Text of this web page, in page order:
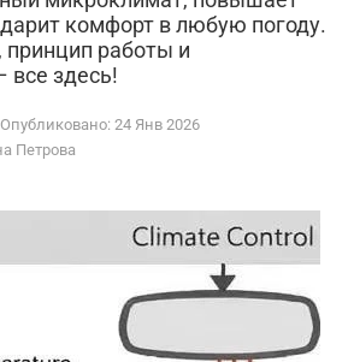
комфорт в любую погоду.
работы и
все здесь!
Опубликовано: 24 Янв 2026
Петрова